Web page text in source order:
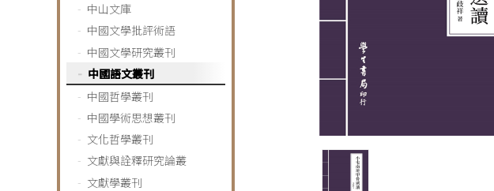
中山文庫
中國文學批評術語
中國文學研究叢刊
中國語文叢刊
中國哲學叢刊
中國學術思想叢刊
文化哲學叢刊
文獻與詮釋研究論叢
文獻學叢刊